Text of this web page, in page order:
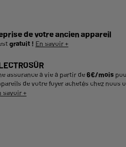
de votre ancien appareil
gratuit ! En savoir +
assurance à vie à partir de6€/mois
de votre foyer achetés chez nous
savoir +